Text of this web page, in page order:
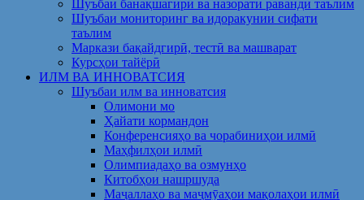
Шуъбаи банақшагирӣ ва назорати раванди таълим
Шуъбаи мониторинг ва идоракунии сифати
таълим
Маркази бақайдгирӣ, тестӣ ва машварат
Курсҳои тайёрӣ
ИЛМ ВА ИННОВАТСИЯ
Шуъбаи илм ва инноватсия
Олимони мо
Ҳайати кормандон
Конференсияҳо ва чорабиниҳои илмӣ
Маҳфилҳои илмӣ
Олимпиадаҳо ва озмунҳо
Китобҳои нашршуда
Маҷаллаҳо ва маҷмӯаҳои мақолаҳои илмӣ